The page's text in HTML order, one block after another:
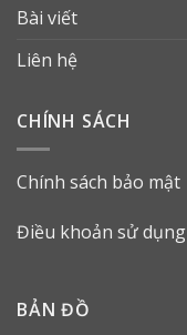
Bài viết
Liên hệ
CHÍNH SÁCH
Chính sách bảo mật
Điều khoản sử dụng
BẢN ĐỒ